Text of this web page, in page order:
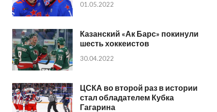
01.05.2022
Казанский «Ак Барс» покинули
шесть хоккеистов
30.04.2022
ЦСКА во второй раз в истории
стал обладателем Кубка
Гагарина